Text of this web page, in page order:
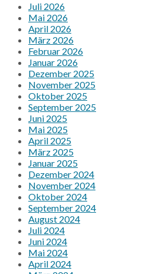
Juli 2026
Mai 2026
April 2026
März 2026
Februar 2026
Januar 2026
Dezember 2025
November 2025
Oktober 2025
September 2025
Juni 2025
Mai 2025
April 2025
März 2025
Januar 2025
Dezember 2024
November 2024
Oktober 2024
September 2024
August 2024
Juli 2024
Juni 2024
Mai 2024
April 2024